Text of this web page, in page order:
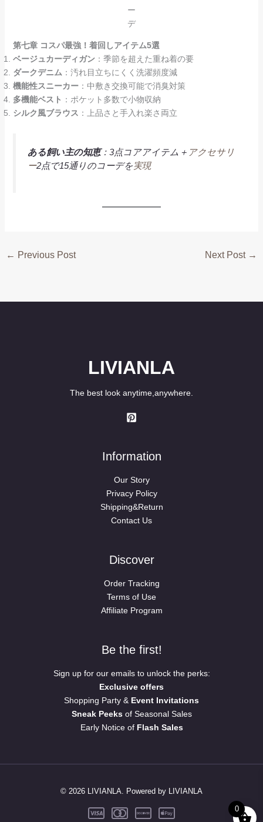
ー
デ
第七章 コスパ最強！着回しアイテム5選
ベージュカーディガン ：季節を超えた重ね着の要
ダークデニム ：汚れ目立ちにくく洗濯頻度減
機能性スニーカー：中敷き交換可能で消臭対策
多機能ベスト ：ポケット多数で小物収納
シルク風ブラウス ：上品さと手入れ楽さ両立
ある飼い主の知恵：3点コアアイテム＋ アクセサリ
ー2点で15通りのコーデを実現
← Previous Post Next Post →
LIVIANLA
The best look anytime,anywhere.
Information
Our Story
Privacy Policy
Shipping&Return
Contact Us
Discover
Order Tracking
Terms of Use
Affiliate Program
Be the first!
Sign up for our emails to unlock the perks:
Exclusive offers
Shopping Party & Event Invitations
Sneak Peeksof Seasonal Sales
Early Notice of Flash Sales
© 2026 LIVIANLA. Powered by LIVIANLA
0